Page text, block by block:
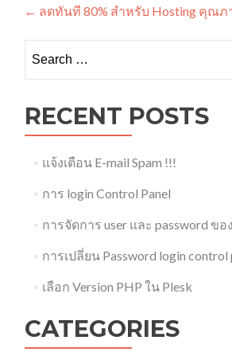
Post
navigation
← ลดทันที 80% สำหรับ Hosting คุณภ
for:
RECENT POSTS
แจ้งเตือน E-mail Spam !!!
การ login Control Panel
การจัดการ user และ password ขอ
การเปลี่ยน Password login control
เลือก Version PHP ใน Plesk
CATEGORIES